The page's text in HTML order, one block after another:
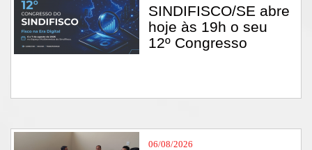
SINDIFISCO/SE abre
hoje às 19h o seu
12º Congresso
06/08/2026